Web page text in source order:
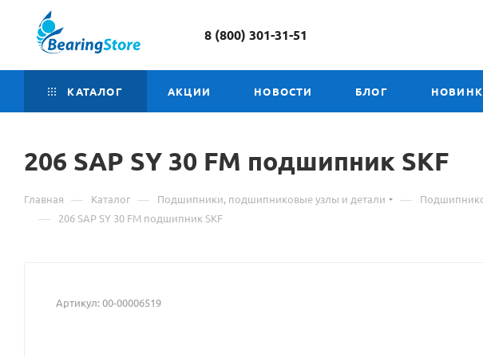
8 (800) 301-31-51
КАТАЛОГ АКЦИИ НОВОСТИ БЛОГ
206 SAP Материал
о
товаре
SY
SY 30 FM подшипник SKF
Главная — Каталог — Подшипники, подшипниковые узлы и детали —
— 206 SAP SY 30 FM подшипник SKF
Артикул:00-00006519